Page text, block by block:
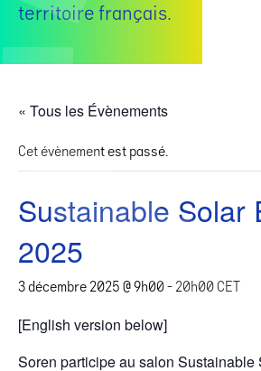
territoire français.
« Tous les Évènements
Cet évènement est passé.
Sustainable Solar
2025
3 décembre 2025 @ 9h00- 20h00 CET
[English version below]
Soren participe au salon Sustainable